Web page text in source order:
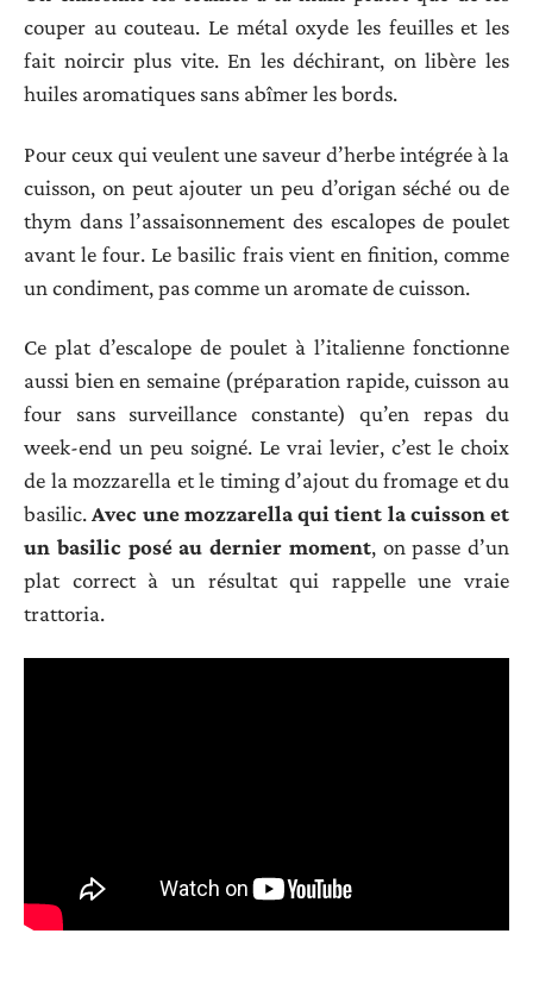
couper au couteau. Le métal oxyde les feuilles et les
fait noircir plus vite. En les déchirant, on libère les
huiles aromatiques sans abîmer les bords.
Pour ceux qui veulent une saveur d’herbe intégrée à la
cuisson, on peut ajouter un peu d’origan séché ou de
thym dans l’assaisonnement des escalopes de poulet
avant le four. Le basilic frais vient en finition, comme
un condiment, pas comme un aromate de cuisson.
Ce plat d’escalope de poulet à l’italienne fonctionne
aussi bien en semaine (préparation rapide, cuisson au
four sans surveillance constante) qu’en repas du
week-end un peu soigné. Le vrai levier, c’est le choix
de la mozzarella et le timing d’ajout du fromage et du
basilic.Avec une mozzarella qui tient la cuisson et
un basilic posé au dernier moment, on passe d’un
plat correct à un résultat qui rappelle une vraie
trattoria.